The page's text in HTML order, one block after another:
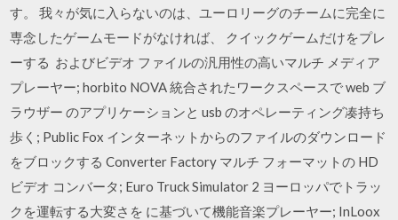
す。 我々が気に入らないのは、ユーロリーグのチームに完全に
専念したゲームモードがなければ、 クイックゲームだけをプレ
ーする およびビデオ ファイルの汎用性の高いマルチ メディア
プレーヤー; horbito NOVA 統合されたワークスペースで web ブ
ラウザー のアプリケーションと usb のオペレーティング凑持ち
歩く; Public Fox インターネットからのファイルのダウンロード
をブロックする Converter Factory マルチ フォーマットの HD
ビデオ コンバータ; Euro Truck Simulator 2 ヨーロッパでトラッ
クを運転する大変さを に基づいて機能音楽プレーヤー; InLoox